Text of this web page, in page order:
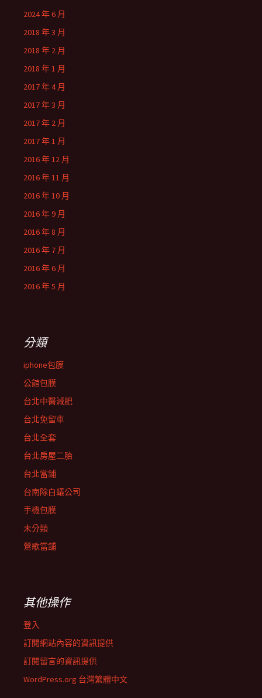
2024 年 6 月
2018 年 3 月
2018 年 2 月
2018 年 1 月
2017 年 4 月
2017 年 3 月
2017 年 2 月
2017 年 1 月
2016 年 12 月
2016 年 11 月
2016 年 10 月
2016 年 9 月
2016 年 8 月
2016 年 7 月
2016 年 6 月
2016 年 5 月
分類
iphone包膜
公館包膜
台北中醫減肥
台北免留車
台北全套
台北房屋二胎
台北當鋪
台南除白蟻公司
手機包膜
未分類
鶯歌當舖
其他操作
登入
訂閱網站內容的資訊提供
訂閱留言的資訊提供
WordPress.org 台灣繁體中文